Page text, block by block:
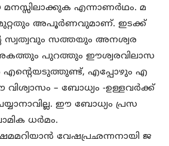
എന്നാണര്‍ഥം. മ
അപൂര്‍ണവുമാണ്. ഇടക്ക്
സ്വത്വവും സത്തയും അനശ്വര
പുറത്തും ഈശ്വരവിലാസ
എപ്പോഴും എ
– ബോധ്യം -ഉള്ളവര്‍ക്ക്
ഈ ബോധ്യം പ്രസ
ധര്‍മം.
വേഷപ്രഛന്നനായി ജ